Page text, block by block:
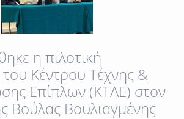
η πιλοτική
του Κέντρου Τέχνης &
Επίπλων (ΚΤΑΕ) στον
Βούλας Βουλιαγμένης